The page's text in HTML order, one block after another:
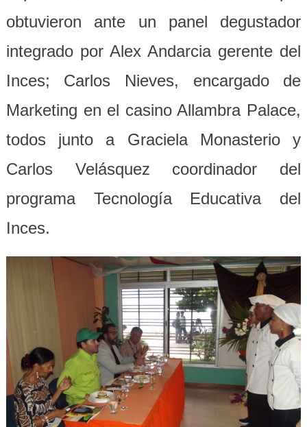
obtuvieron ante un panel degustador
integrado por Alex Andarcia gerente del
Inces; Carlos Nieves, encargado de
Marketing en el casino Allambra Palace,
todos junto a Graciela Monasterio y
Carlos Velásquez coordinador del
programa Tecnología Educativa del
Inces.